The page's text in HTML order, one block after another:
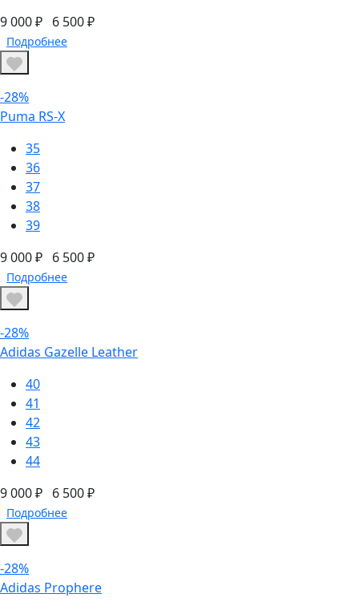
9 000 ₽ 6 500 ₽
Подробнее
-28%
Puma RS-X
35
36
37
38
39
9 000 ₽ 6 500 ₽
Подробнее
-28%
Adidas Gazelle Leather
40
41
42
43
44
9 000 ₽ 6 500 ₽
Подробнее
-28%
Adidas Prophere